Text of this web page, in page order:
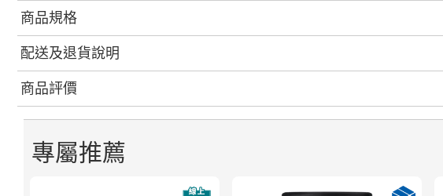
商品規格
配送及退貨說明
商品評價
專屬推薦